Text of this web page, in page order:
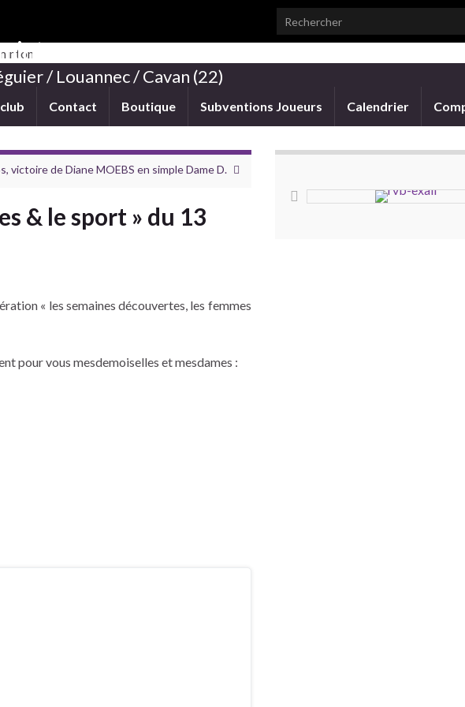
Search for:
/ Louannec / Cavan (22)
Contact Boutique Subventions Joueurs Calendrier
victoire de Diane MOEBS en simple Dame D.
& le sport » du 13
« les semaines découvertes, les femmes
pour vous mesdemoiselles et mesdames :